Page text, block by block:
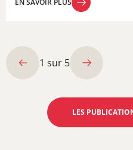
EN SAVOIR PLUS
1 sur 5
LES